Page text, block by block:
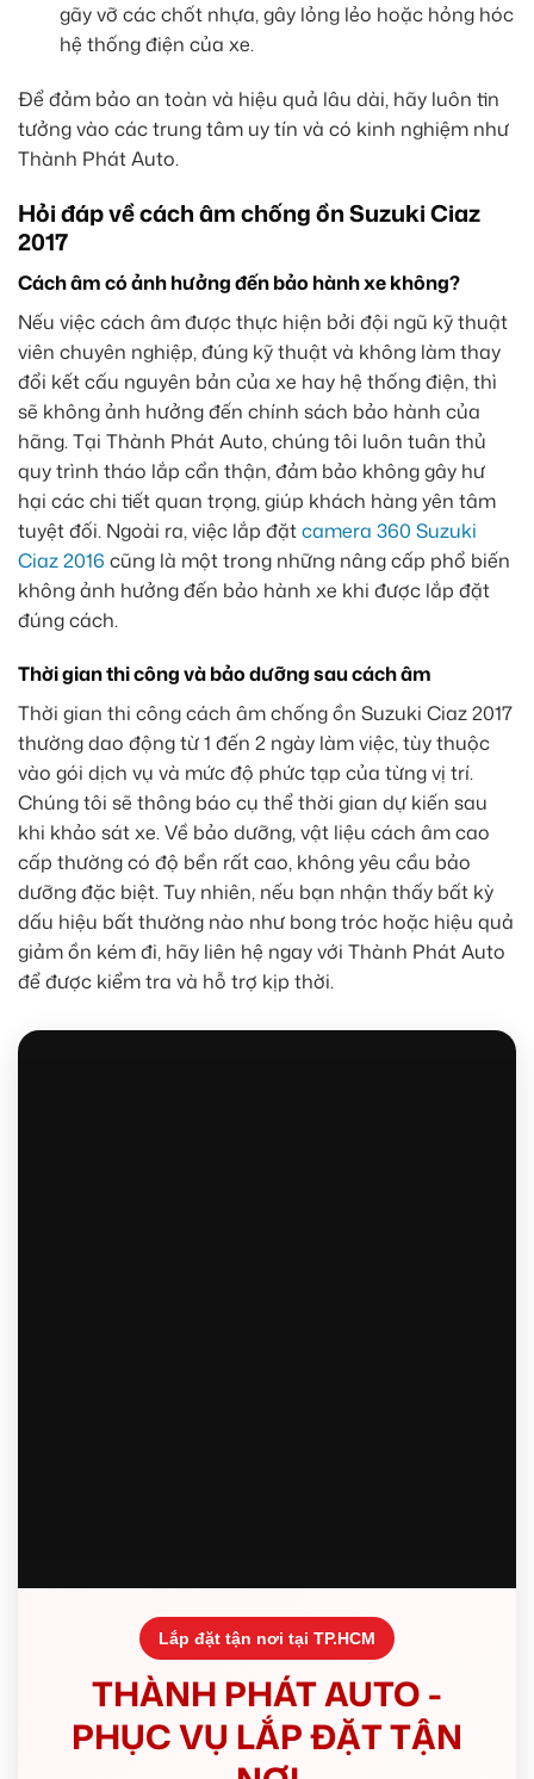
gãy vỡ các chốt nhựa, gây lỏng lẻo hoặc hỏng hóc
hệ thống điện của xe.
Để đảm bảo an toàn và hiệu quả lâu dài, hãy luôn tin
tưởng vào các trung tâm uy tín và có kinh nghiệm như
Thành Phát Auto.
Hỏi đáp về cách âm chống ồn Suzuki Ciaz
2017
Cách âm có ảnh hưởng đến bảo hành xe không?
Nếu việc cách âm được thực hiện bởi đội ngũ kỹ thuật
viên chuyên nghiệp, đúng kỹ thuật và không làm thay
đổi kết cấu nguyên bản của xe hay hệ thống điện, thì
sẽ không ảnh hưởng đến chính sách bảo hành của
hãng. Tại Thành Phát Auto, chúng tôi luôn tuân thủ
quy trình tháo lắp cẩn thận, đảm bảo không gây hư
hại các chi tiết quan trọng, giúp khách hàng yên tâm
tuyệt đối. Ngoài ra, việc lắp đặtcamera 360 Suzuki
Ciaz 2016 cũng là một trong những nâng cấp phổ biến
không ảnh hưởng đến bảo hành xe khi được lắp đặt
đúng cách.
Thời gian thi công và bảo dưỡng sau cách âm
Thời gian thi công cách âm chống ồn Suzuki Ciaz 2017
thường dao động từ 1 đến 2 ngày làm việc, tùy thuộc
vào gói dịch vụ và mức độ phức tạp của từng vị trí.
Chúng tôi sẽ thông báo cụ thể thời gian dự kiến sau
khi khảo sát xe. Về bảo dưỡng, vật liệu cách âm cao
cấp thường có độ bền rất cao, không yêu cầu bảo
dưỡng đặc biệt. Tuy nhiên, nếu bạn nhận thấy bất kỳ
dấu hiệu bất thường nào như bong tróc hoặc hiệu quả
giảm ồn kém đi, hãy liên hệ ngay với Thành Phát Auto
để được kiểm tra và hỗ trợ kịp thời.
Lắp đặt tận nơi tại TP.HCM
THÀNH PHÁT AUTO -
PHỤC VỤ LẮP ĐẶT TẬN